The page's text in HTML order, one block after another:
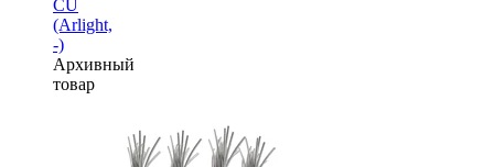
CU
(Arlight,
-)
Архивный
товар